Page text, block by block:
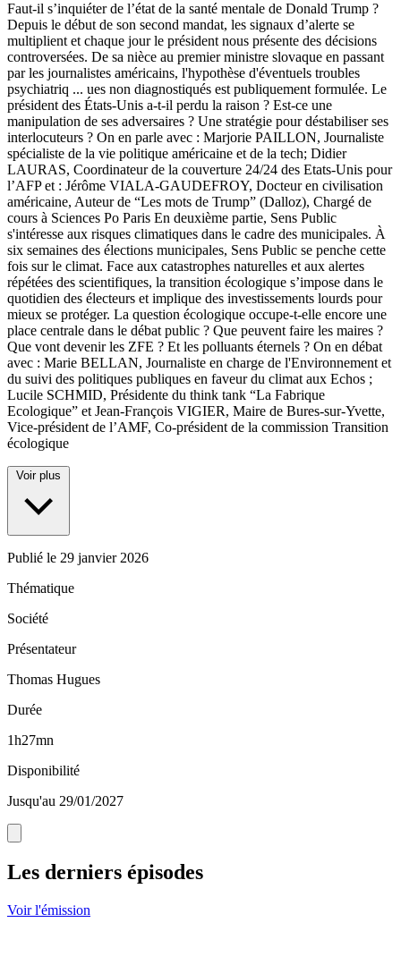
Faut-il s’inquiéter de l’état de la santé mentale de Donald Trump ?
Depuis le début de son second mandat, les signaux d’alerte se
multiplient et chaque jour le président nous présente des décisions
controversées. De sa nièce au premier ministre slovaque en passant
par les journalistes américains, l'hypothèse d'éventuels troubles
psychiatriq ... ues non diagnostiqués est publiquement formulée. Le
président des États-Unis a-t-il perdu la raison ? Est-ce une
manipulation de ses adversaires ? Une stratégie pour déstabiliser ses
interlocuteurs ? On en parle avec : Marjorie PAILLON, Journaliste
spécialiste de la vie politique américaine et de la tech; Didier
LAURAS, Coordinateur de la couverture 24/24 des Etats-Unis pour
l’AFP et : Jérôme VIALA-GAUDEFROY, Docteur en civilisation
américaine, Auteur de “Les mots de Trump” (Dalloz), Chargé de
cours à Sciences Po Paris En deuxième partie, Sens Public
s'intéresse aux risques climatiques dans le cadre des municipales. À
six semaines des élections municipales, Sens Public se penche cette
fois sur le climat. Face aux catastrophes naturelles et aux alertes
répétées des scientifiques, la transition écologique s’impose dans le
quotidien des électeurs et implique des investissements lourds pour
mieux se protéger. La question écologique occupe-t-elle encore une
place centrale dans le débat public ? Que peuvent faire les maires ?
Que vont devenir les ZFE ? Et les polluants éternels ? On en débat
avec : Marie BELLAN, Journaliste en charge de l'Environnement et
du suivi des politiques publiques en faveur du climat aux Echos ;
Lucile SCHMID, Présidente du think tank “La Fabrique
Ecologique” et Jean-François VIGIER, Maire de Bures-sur-Yvette,
Vice-président de l’AMF, Co-président de la commission Transition
écologique
Voir plus
Publié le 29 janvier 2026
Thématique
Société
Présentateur
Thomas Hugues
Durée
1h27mn
Disponibilité
Jusqu'au 29/01/2027
Les derniers épisodes
Voir l'émission